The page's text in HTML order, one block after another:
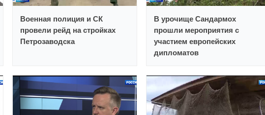
Военная полиция и СК
провели рейд на стройках
Петрозаводска
В урочище Сандармох
прошли мероприятия с
участием европейских
дипломатов